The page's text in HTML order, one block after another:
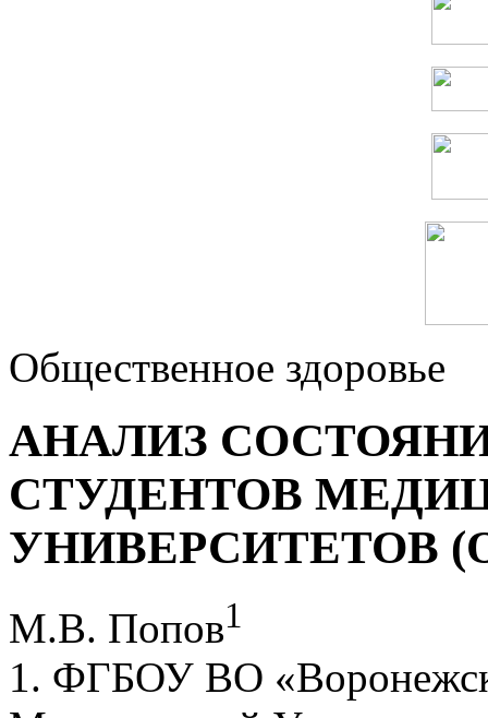
Общественное здоровье
АНАЛИЗ
СТУДЕНТОВ
УНИВЕРСИТЕТОВ
М.В. Попов1
1. ФГБОУ ВО